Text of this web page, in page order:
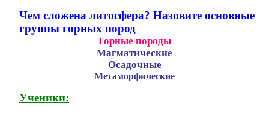
Чем сложена литосфера? Назовите основные
группы горных пород
Горные породы
Магматические
Осадочные
Метаморфические
Ученики: